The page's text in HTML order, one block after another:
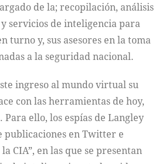
de la; recopilación, análisis
servicios de inteligencia para
turno y, sus asesores en la toma
a la seguridad nacional.
ingreso al mundo virtual su
con las herramientas de hoy,
Para ello, los espías de Langley
publicaciones en Twitter e
CIA”, en las que se presentan